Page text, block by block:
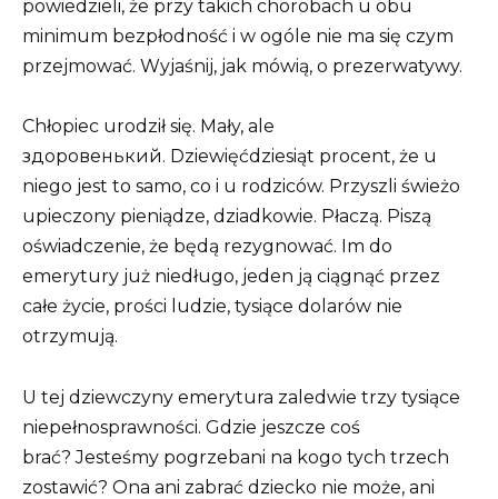
powiedzieli, że przy takich chorobach u obu
minimum bezpłodność i w ogóle nie ma się czym
przejmować. Wyjaśnij, jak mówią, o prezerwatywy.
Chłopiec urodził się. Mały, ale
здоровенький. Dziewięćdziesiąt procent, że u
niego jest to samo, co i u rodziców. Przyszli świeżo
upieczony pieniądze, dziadkowie. Płaczą. Piszą
oświadczenie, że będą rezygnować. Im do
emerytury już niedługo, jeden ją ciągnąć przez
całe życie, prości ludzie, tysiące dolarów nie
otrzymują.
U tej dziewczyny emerytura zaledwie trzy tysiące
niepełnosprawności. Gdzie jeszcze coś
brać? Jesteśmy pogrzebani na kogo tych trzech
zostawić? Ona ani zabrać dziecko nie może, ani